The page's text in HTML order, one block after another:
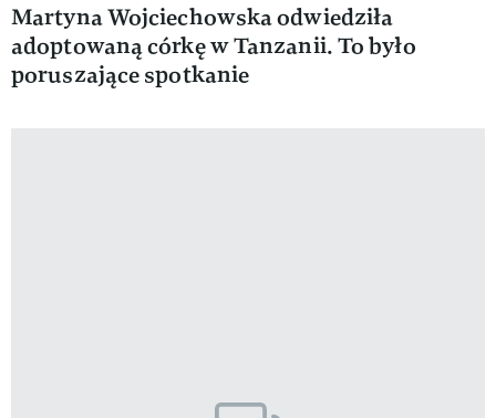
Martyna Wojciechowska odwiedziła
adoptowaną córkę w Tanzanii. To było
poruszające spotkanie